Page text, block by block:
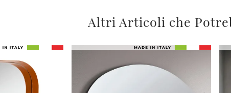
Altri Articoli che